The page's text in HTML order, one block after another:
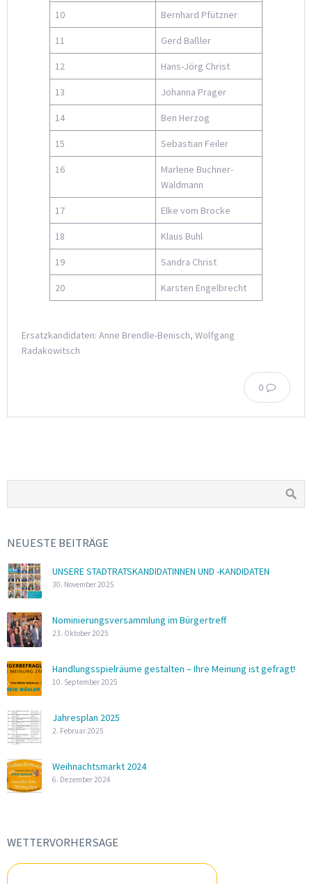
10 Bernhard Pfützner
11 Gerd Baßler
12 Hans-Jörg Christ
13 Johanna Prager
14 Ben Herzog
15 Sebastian Feiler
16
Marlene Buchner-
Waldmann
17 Elke vom Brocke
18 Klaus Buhl
19 Sandra Christ
20 Karsten Engelbrecht
Ersatzkandidaten: Anne Brendle-Benisch, Wolfgang
Radakowitsch
0
NEUESTE BEITRÄGE
UNSERE STADTRATSKANDIDATINNEN UND -KANDIDATEN
30. November 2025
Nominierungsversammlung im Bürgertreff
23. Oktober 2025
Handlungsspielräume gestalten – Ihre Meinung ist gefragt!
10. September 2025
Jahresplan 2025
2. Februar 2025
Weihnachtsmarkt 2024
6. Dezember 2024
WETTERVORHERSAGE